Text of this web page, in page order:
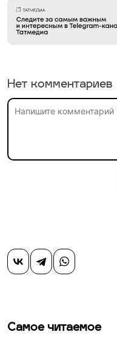
Нет комментариев
Самое читаемое